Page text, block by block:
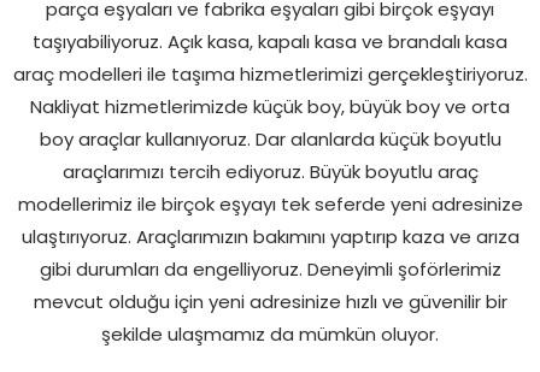
parça eşyaları ve fabrika eşyaları gibi birçok eşyayı
taşıyabiliyoruz. Açık kasa, kapalı kasa ve brandalı kasa
araç modelleri ile taşıma hizmetlerimizi gerçekleştiriyoruz.
Nakliyat hizmetlerimizde küçük boy, büyük boy ve orta
boy araçlar kullanıyoruz. Dar alanlarda küçük boyutlu
araçlarımızı tercih ediyoruz. Büyük boyutlu araç
modellerimiz ile birçok eşyayı tek seferde yeni adresinize
ulaştırıyoruz. Araçlarımızın bakımını yaptırıp kaza ve arıza
gibi durumları da engelliyoruz. Deneyimli şoförlerimiz
mevcut olduğu için yeni adresinize hızlı ve güvenilir bir
şekilde ulaşmamız da mümkün oluyor.